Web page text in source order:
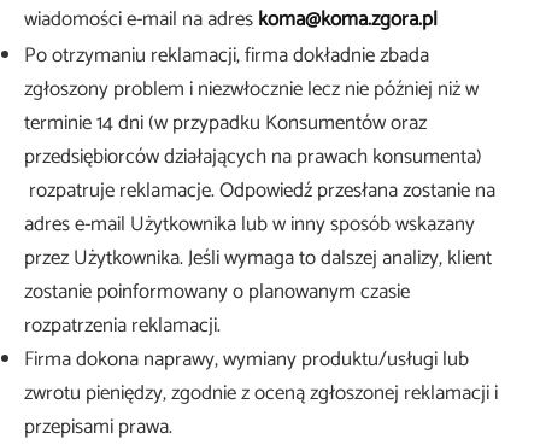
wiadomości e-mail na adreskoma@koma.zgora.pl
Po otrzymaniu reklamacji, firma dokładnie zbada
zgłoszony problem i niezwłocznie lecz nie później niż w
terminie 14 dni (w przypadku Konsumentów oraz
przedsiębiorców działających na prawach konsumenta)
rozpatruje reklamacje. Odpowiedź przesłana zostanie na
adres e-mail Użytkownika lub w inny sposób wskazany
przez Użytkownika. Jeśli wymaga to dalszej analizy, klient
zostanie poinformowany o planowanym czasie
rozpatrzenia reklamacji.
Firma dokona naprawy, wymiany produktu/usługi lub
zwrotu pieniędzy, zgodnie z oceną zgłoszonej reklamacji i
przepisami prawa.